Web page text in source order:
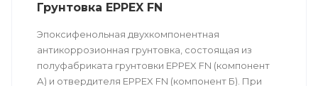
Грунтовка EPPEX FN
Эпоксифенольная двухкомпонентная
антикоррозионная грунтовка, состоящая из
полуфабриката грунтовки EPPEX FN (компонент
А) и отвердителя EPPEX FN (компонент Б). При